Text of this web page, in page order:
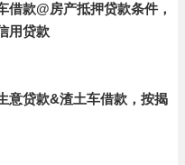
借款@房产抵押贷款条件，
用贷款
意贷款&渣土车借款，按揭